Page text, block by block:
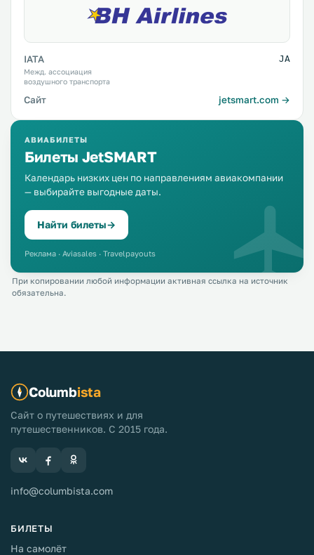
IATA
Межд. ассоциация
воздушного транспорта
JA
Сайт jetsmart.com →
АВИАБИЛЕТЫ
Билеты JetSMART
Календарь низких цен по направлениям авиакомпании
— выбирайте выгодные даты.
Найти билеты→
Реклама · Aviasales · Travelpayouts
При копировании любой информации активная ссылка на источник
обязательна.
Columbista
Сайт о путешествиях и для
путешественников. С 2015 года.
info@columbista.com
БИЛЕТЫ
На самолёт